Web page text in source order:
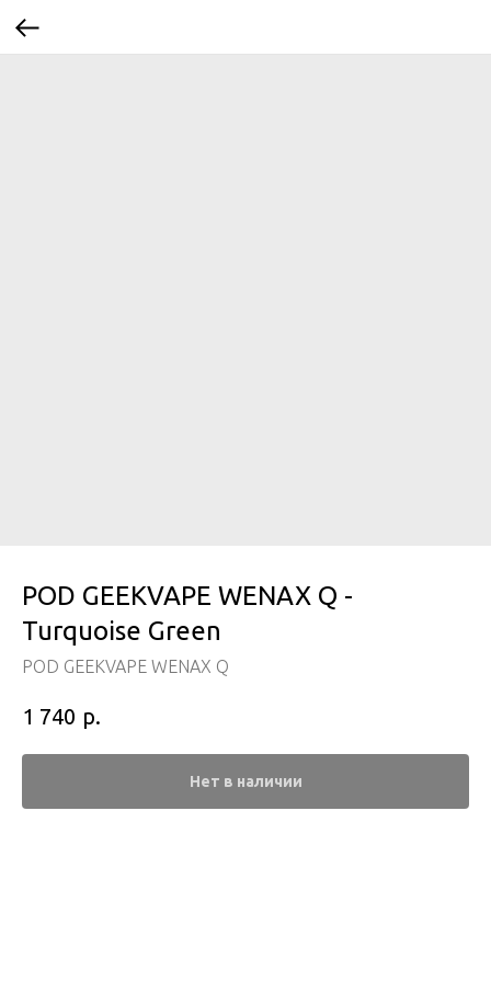
POD GEEKVAPE WENAX Q -
Turquoise Green
POD GEEKVAPE WENAX Q
1 740 р.
Нет в наличии